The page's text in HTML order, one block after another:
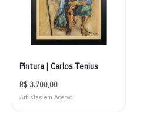
Pintura | Carlos Tenius
R$ 3.700,00
Artistas em Acervo